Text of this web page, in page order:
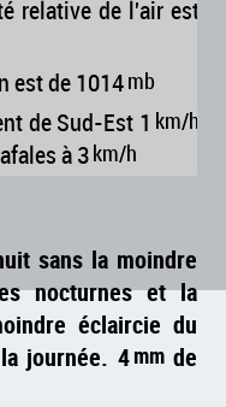
relative de l'air est
est de 1014mb
de Sud-Est 1 km/h
à 3km/h
sans la moindre
nocturnes et la
éclaircie du
journée. 4mmde